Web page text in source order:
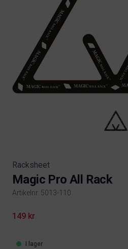
Racksheet
Magic Pro All Rack
Artikelnr. 5013-110
Product information
149 kr
I lager